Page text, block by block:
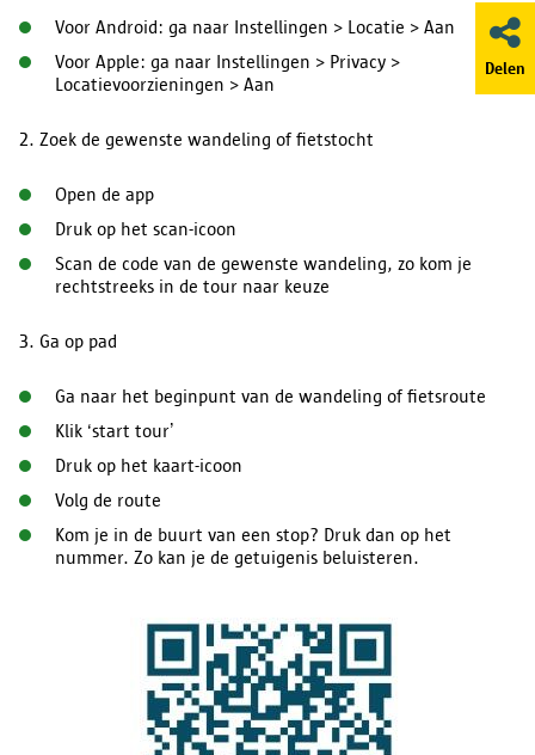
Delen
Voor Android: ga naar Instellingen > Locatie > Aan
Voor Apple: ga naar Instellingen > Privacy >
Locatievoorzieningen > Aan
2. Zoek de gewenste wandeling of fietstocht
Open de app
Druk op het scan-icoon
Scan de code van de gewenste wandeling, zo kom je
rechtstreeks in de tour naar keuze
3. Ga op pad
Ga naar het beginpunt van de wandeling of fietsroute
Klik ‘start tour’
Druk op het kaart-icoon
Volg de route
Kom je in de buurt van een stop? Druk dan op het
nummer. Zo kan je de getuigenis beluisteren.